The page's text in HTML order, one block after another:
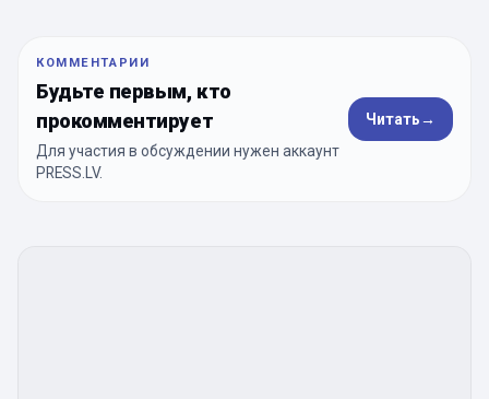
КОММЕНТАРИИ
Будьте первым, кто
прокомментирует
Для участия в обсуждении нужен аккаунт
PRESS.LV.
Читать→